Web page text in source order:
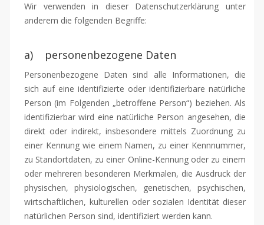
Wir verwenden in dieser Datenschutzerklärung unter
anderem die folgenden Begriffe:
a) personenbezogene Daten
Personenbezogene Daten sind alle Informationen, die
sich auf eine identifizierte oder identifizierbare natürliche
Person (im Folgenden „betroffene Person“) beziehen. Als
identifizierbar wird eine natürliche Person angesehen, die
direkt oder indirekt, insbesondere mittels Zuordnung zu
einer Kennung wie einem Namen, zu einer Kennnummer,
zu Standortdaten, zu einer Online-Kennung oder zu einem
oder mehreren besonderen Merkmalen, die Ausdruck der
physischen, physiologischen, genetischen, psychischen,
wirtschaftlichen, kulturellen oder sozialen Identität dieser
natürlichen Person sind, identifiziert werden kann.